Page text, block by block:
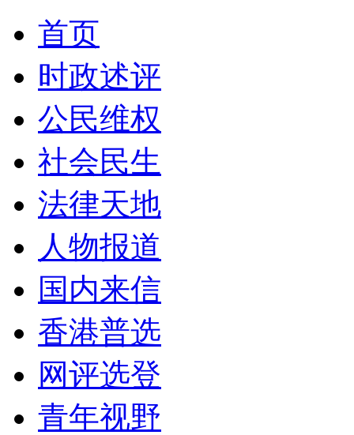
首页
时政述评
公民维权
社会民生
法律天地
人物报道
国内来信
香港普选
网评选登
青年视野